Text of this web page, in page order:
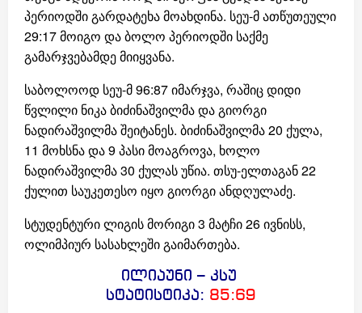
პერიოდში გარდატეხა მოახდინა. სეუ-მ ათწუთეული
29:17 მოიგო და ბოლო პერიოდში საქმე
გამარჯვებამდე მიიყვანა.
საბოლოოდ სეუ-მ 96:87 იმარჯვა, რაშიც დიდი
წვლილი ნიკა ბიძინაშვილმა და გიორგი
ნადირაშვილმა შეიტანეს. ბიძინაშვილმა 20 ქულა,
11 მოხსნა და 9 პასი მოაგროვა, ხოლო
ნადირაშვილმა 30 ქულას უწია. თსუ-ელთაგან 22
ქულით საუკეთესო იყო გიორგი ანდღულაძე.
სტუდენტური ლიგის მორიგი 3 მატჩი 26 ივნისს,
ოლიმპიურ სასახლეში გაიმართება.
ილიაუნი – კსუ
სტატისტიკა: 85:69